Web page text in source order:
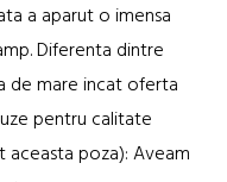
a aparut o imensa
Diferenta dintre
de mare incat oferta
pentru calitate
aceasta poza): Aveam